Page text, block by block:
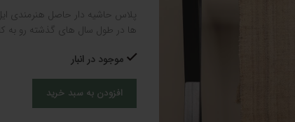
ها در طول سال‌ های گذشته رو به
موجود در انبار
افزودن به سبد خرید